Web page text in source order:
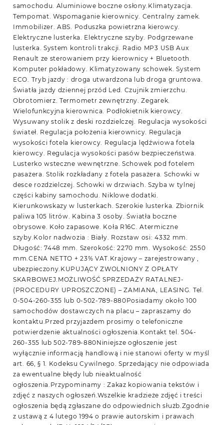
samochodu. Aluminiowe boczne osłony.Klimatyzacja.
Tempomat. Wspomaganie kierownicy. Centralny zamek.
Immobilizer. ABS. Poduszka powietrzna kierowcy.
Elektryczne lusterka. Elektryczne szyby. Podgrzewane
lusterka. System kontroli trakcji. Radio MP3 USB Aux
Renault ze sterowaniem przy kierownicy + Bluetooth.
Komputer pokładowy. Klimatyzowany schowek. System
ECO. Tryb jazdy : droga utwardzona lub droga gruntowa.
Światła jazdy dziennej przód Led. Czujnik zmierzchu.
Obrotomierz. Termometr zewnętrzny. Zegarek.
Wielofunkcyjna kierownica. Podłokietnik kierowcy.
Wysuwany stolik z deski rozdzielczej. Regulacja wysokości
świateł. Regulacja położenia kierownicy. Regulacja
wysokości fotela kierowcy. Regulacja lędźwiowa fotela
kierowcy. Regulacja wysokości pasów bezpieczeństwa.
Lusterko wsteczne wewnętrzne. Schowek pod fotelem
pasażera. Stolik rozkładany z fotela pasażera. Schowki w
desce rozdzielczej. Schowki w drzwiach. Szyba w tylnej
części kabiny samochodu. Niklowe dodatki.
Kierunkowskazy w lusterkach. Szerokie lusterka. Zbiornik
paliwa 105 litrów. Kabina 3 osoby. Światła boczne
obrysowe. Koło zapasowe. Koła R16C. Atermiczne
szyby.Kolor nadwozia : Biały. Rozstaw osi: 4332 mm.
Długość: 7448 mm. Szerokość: 2270 mm. Wysokość: 2550
mm.CENA NETTO + 23% VAT.Krajowy – zarejestrowany ,
ubezpieczony.KUPUJĄCY ZWOLNIONY Z OPŁATY
SKARBOWEJ.MOŻLIWOŚĆ SPRZEDAŻY RATALNEJ-
(PROCEDURY UPROSZCZONE) – ZAMIANA, LEASING. Tel.
0-504-260-355 lub 0-502-789-880Posiadamy około 100
samochodów dostawczych na placu – zapraszamy do
kontaktu.Przed przyjazdem prosimy o telefoniczne
potwierdzenie aktualności ogłoszenia.Kontakt tel. 504-
260-355 lub 502-789-880Niniejsze ogłoszenie jest
wyłącznie informacją handlową i nie stanowi oferty w myśl
art. 66, § 1. Kodeksu Cywilnego. Sprzedający nie odpowiada
za ewentualne błędy lub nieaktualność
ogłoszenia.Przypominamy : Zakaz kopiowania tekstów i
zdjęć z naszych ogłoszeń.Wszelkie kradzieże zdjęć i treści
ogłoszenia będą zgłaszane do odpowiednich służb.Zgodnie
z ustawą z 4 lutego 1994 o prawie autorskim i prawach